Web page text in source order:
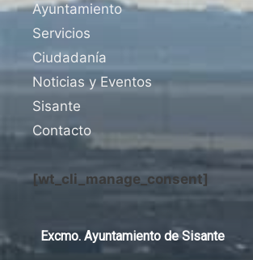
Ayuntamiento
Servicios
Ciudadanía
Noticias y Eventos
Sisante
Contacto
[wt_cli_manage_consent]
Excmo. Ayuntamiento de Sisante